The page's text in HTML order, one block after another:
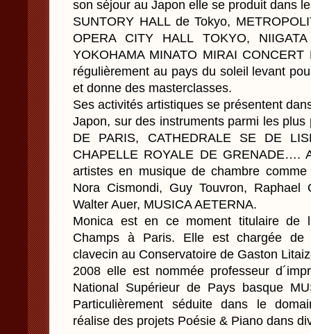
son séjour au Japon elle se produit dans
SUNTORY HALL de Tokyo,
OPERA CITY HALL TOKYO,
YOKOHAMA MINATO MIRAI
régulièrement au pays du soleil levant
et donne des masterclasses.
Ses activités artistiques se présentent
Japon, sur des instruments parmi les
DE PARIS, CATHEDRALE SE DE
CHAPELLE ROYALE DE GRENADE….
artistes en musique de chambre
Nora Cismondi, Guy Touvron, Raphael
Walter Auer, MUSICA AETERNA.
Monica est en ce moment titulaire de
Champs à Paris. Elle est chargée de
clavecin au Conservatoire de Gaston
2008 elle est nommée professeur
National Supérieur de Pays basque
Particulièrement séduite dans le
réalise des projets Poésie & Piano dans